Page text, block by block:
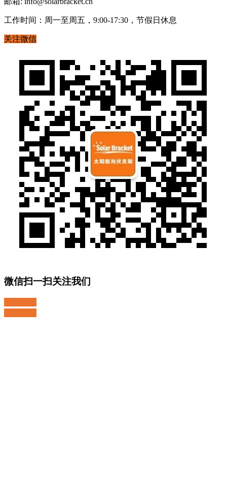
工作时间：周一至周五，9:00-17:30，节假日休息
关注微信
微信扫一扫关注我们